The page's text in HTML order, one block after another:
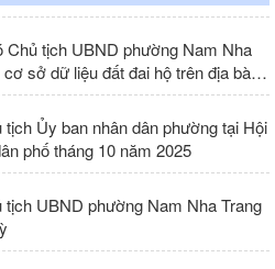
Chủ tịch UBND phường Nam Nha
sở dữ liệu đất đai hộ trên địa bàn
Ủy ban nhân dân phường tại Hội
phố tháng 10 năm 2025
UBND phường Nam Nha Trang